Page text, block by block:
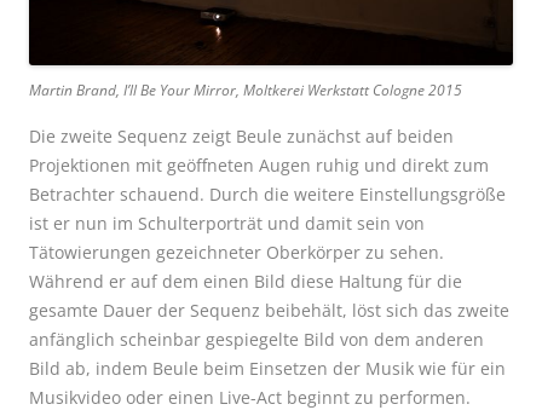
Martin Brand, I’ll Be Your Mirror, Moltkerei Werkstatt Cologne 2015
Die zweite Sequenz zeigt Beule zunächst auf beiden
Projektionen mit geöffneten Augen ruhig und direkt zum
Betrachter schauend. Durch die weitere Einstellungsgröße
ist er nun im Schulterporträt und damit sein von
Tätowierungen gezeichneter Oberkörper zu sehen.
Während er auf dem einen Bild diese Haltung für die
gesamte Dauer der Sequenz beibehält, löst sich das zweite
anfänglich scheinbar gespiegelte Bild von dem anderen
Bild ab, indem Beule beim Einsetzen der Musik wie für ein
Musikvideo oder einen Live-Act beginnt zu performen.